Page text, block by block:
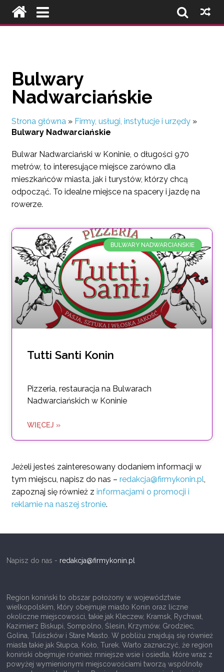
Bulwary
Nadwarciańskie
Strona główna » Firmy, usługi, instytucje i urzędy »
Bulwary Nadwarciańskie
Bulwar Nadwarciański w Koninie, o długości 970
metrów, to interesujące miejsce zarówno dla
mieszkańców miasta, jak i turystów, którzy chcą
odpocząć. To idealne miejsce na spacery i jazdę na
rowerze.
BULWARY NADWARCIAŃSKIE
Tutti Santi Konin
Pizzeria, restauracja na Bulwarach
Nadwarciańskich w Koninie
WIĘCEJ »
Jeżeli jesteś zainteresowany dodaniem informacji w
tym miejscu, napisz do nas –redakcja@firmykonin.pl
zapoznaj się również zinformacjami o promocji i
reklamie na naszej stronie.
Napisz do nas - redakcja@firmykonin.pl
Region koniński to obszar położony w województwie
wielkopolskim, który obejmuje miasto Konin oraz liczne
okoliczne miejscowości, takie jak Kleczew, Kramsk, Rychwał,
Kazimierz Biskupi, Sompolno, Ślesin, Krzymów, Grodziec,
Golina, Tuliszków i Stare Miasto. W pobliżu znajdują się również
miasta takie jak Słupca, Koło, Turek. Warto zaznaczyć, że region
koniński obejmuje również mniejsze wsie i osiedla, które wraz z
powyżej wymienionymi miejscowościami tworzą wspólnotę